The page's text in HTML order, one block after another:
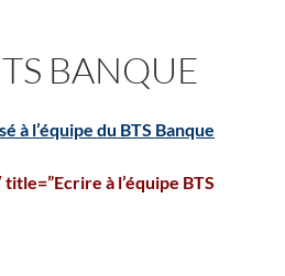
BANQUE
à l’équipe du BTS Banque
à l’équipe BTS